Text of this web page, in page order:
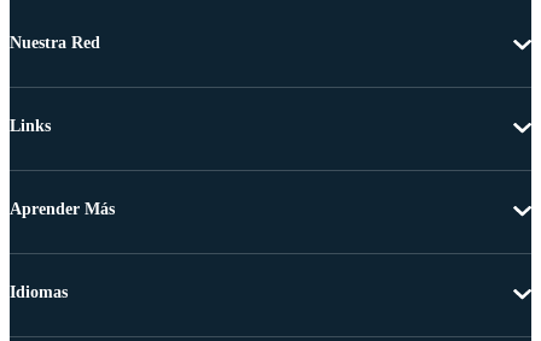
Nuestra Red
Links
Aprender Más
Idiomas